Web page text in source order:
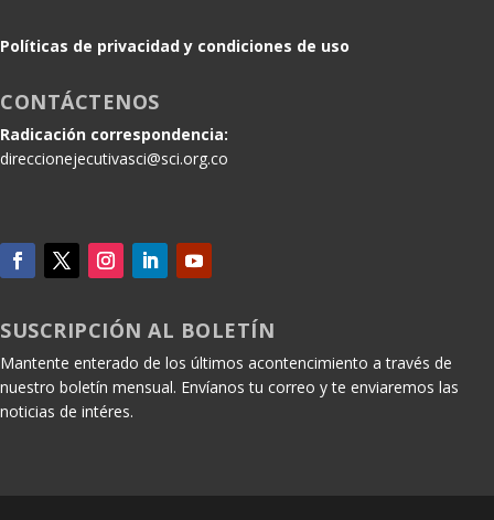
Políticas de privacidad y condiciones de uso
CONTÁCTENOS
Radicación correspondencia:
direccionejecutivasci@sci.org.co
SUSCRIPCIÓN AL BOLETÍN
Mantente enterado de los últimos acontencimiento a través de
nuestro boletín mensual. Envíanos tu correo y te enviaremos las
noticias de intéres.